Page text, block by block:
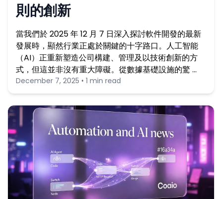
則的創新
當我們於 2025 年 12 月 7 日深入探討軟件開發的最新
發展時，顯然行業正處於關鍵的十字路口。人工智能
（AI）正重新塑造公司構建、管理及以技術創新的方
式，但這並非沒有重大障礙。從數據基礎設施的驚 …
December 7, 2025 • 1 min read